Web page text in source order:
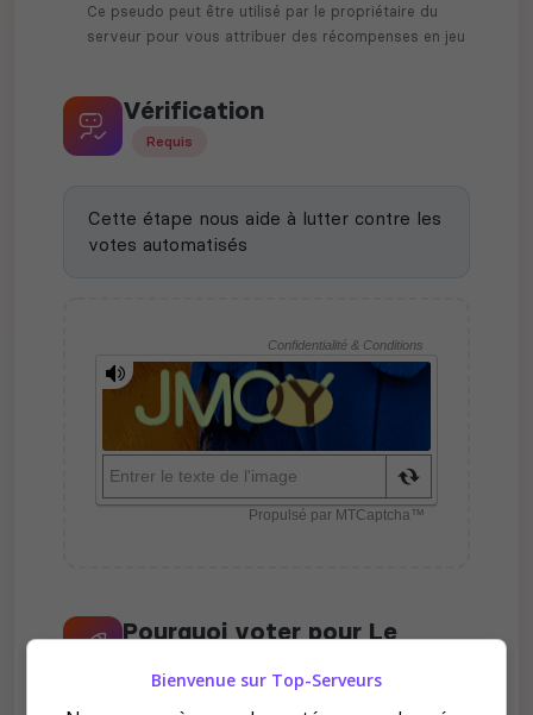
Ce pseudo peut être utilisé par le propriétaire du
serveur pour vous attribuer des récompenses en jeu
Vérification
Requis
Cette étape nous aide à lutter contre les
votes automatisés
Pourquoi voter pour Le
Bienvenue sur Top-Serveurs